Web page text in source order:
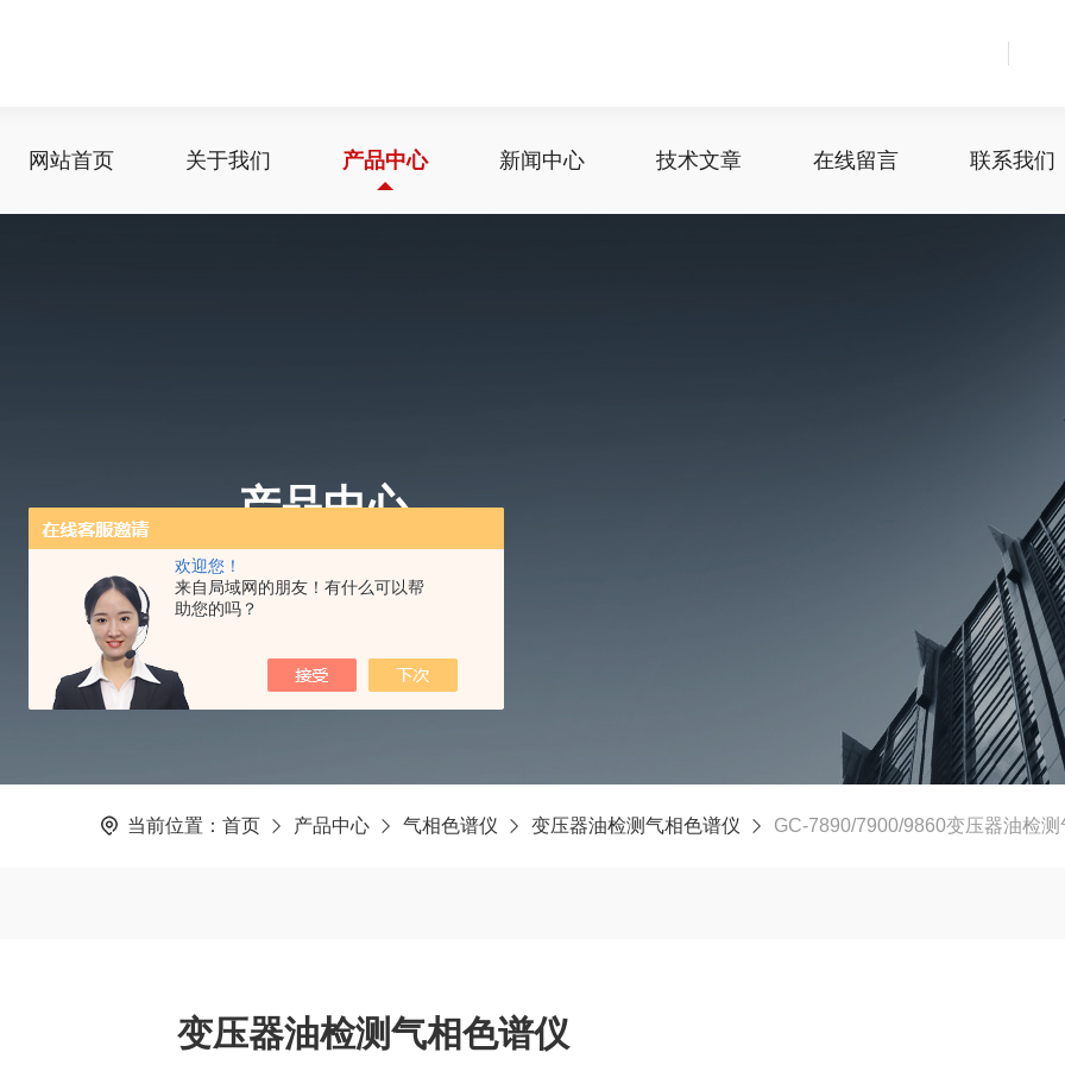
欢迎您！
来自局域网的朋友！有什么可以帮
助您的吗？
网站首页 关于我们 产品中心 新闻中心 技术文章 在线留言 联系我们
产品中心
PRODUCTS CNTER
当前位置： 首页 产品中心 气相色谱仪 变压器油检测气相色谱仪 GC-7890/7900/9860变压器油检
变压器油检测气相色谱仪